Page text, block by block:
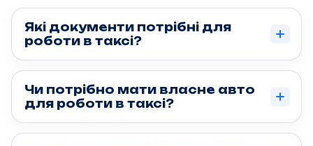
Викуп авто та
більше
можливостей!
Які документи потрібні для
роботи в таксі?
Чи потрібно мати власне авто
для роботи в таксі?